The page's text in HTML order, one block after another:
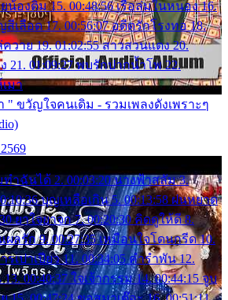
น้องติ๋ม 15. 00:48:56 เรือล่มในหนอง 16.
สีเลือด 17. 00:56:07 อดีตรักโรงทอ 18.
ควาย 19. 01:02:55 สาวสวนแตง 20.
21. 01:09:27 พบรักปากน้ำโพ 22.
มา
ขวัญใจคนเดิม - รวมเพลงดังเพราะๆ
ทำฉันได้ 2. 00:03:20 นางฟ้าสลัม 3.
บุญเหลือเกิน 5. 00:13:58 ฝนหยาด
ยาใจยาจก 7. 00:20:30 คิดดูให้ดี 8.
ผลรัก 9. 00:27:35 เหมือนใจโดนกรีด 10.
รเปาเปียว 11. 00:34:05 คำรำพัน 12.
00:40:37 ใจเจ้ากรรม 14. 00:44:15 จูบ